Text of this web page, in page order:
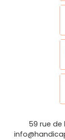
59 rue de